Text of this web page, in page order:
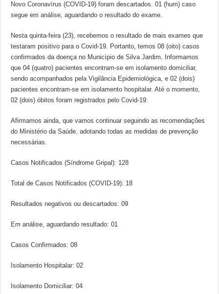
Novo Coronavírus (COVID-19) foram descartados. 01 (hum) caso
segue em análise, aguardando o resultado do exame.
Nesta quinta-feira (23), recebemos o resultado de mais exames que
testaram positivo para o Covid-19. Portanto, temos 08 (oito) casos
confirmados da doença no Município de Silva Jardim. Informamos
que 04 (quatro) pacientes encontram-se em isolamento domiciliar,
sendo acompanhados pela Vigilância Epidemiológica, e 02 (dois)
pacientes encontram-se em isolamento hospitalar. Até o momento,
02 (dois) óbitos foram registrados pelo Covid-19.
Afirmamos ainda, que vamos continuar seguindo as recomendações
do Ministério da Saúde, adotando todas as medidas de prevenção
necessárias.
Casos Notificados (Síndrome Gripal): 128
Total de Casos Notificados (COVID-19): 18
Resultados negativos ou descartados: 09
Em análise, aguardando resultado: 01
Casos Confirmados: 08
Isolamento Hospitalar: 02
Isolamento Domiciliar: 04